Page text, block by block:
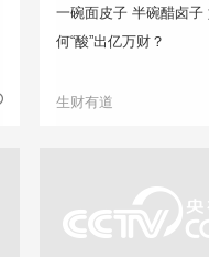
一碗面皮子 半碗醋卤子
何“酸”出亿万财？
生财有道